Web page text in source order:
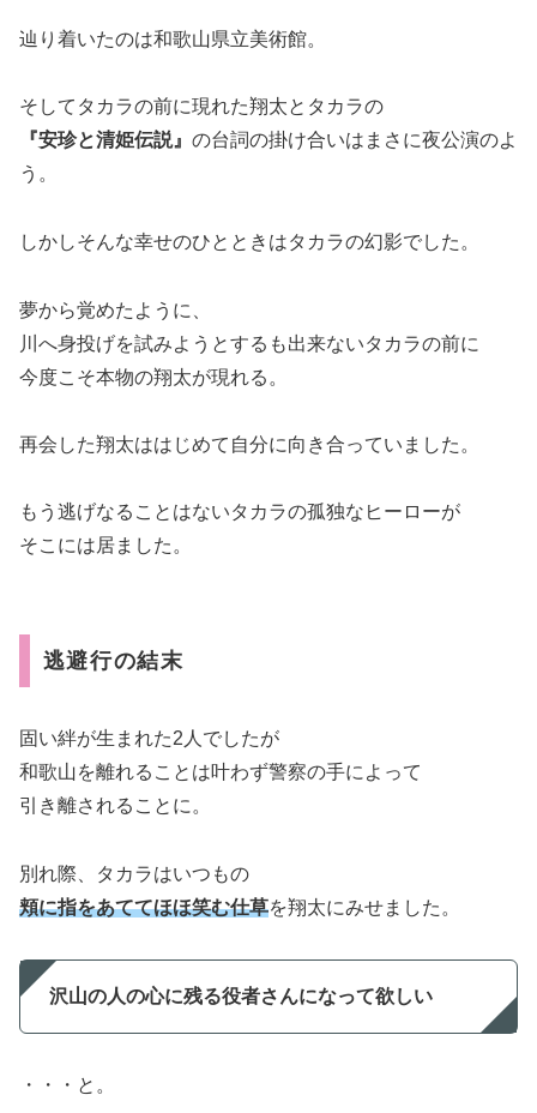
辿り着いたのは和歌山県立美術館。
そしてタカラの前に現れた翔太とタカラの
『安珍と清姫伝説』 の台詞の掛け合いはまさに夜公演のよ
う。
しかしそんな幸せのひとときはタカラの幻影でした。
夢から覚めたように、
川へ身投げを試みようとするも出来ないタカラの前に
今度こそ本物の翔太が現れる。
再会した翔太ははじめて自分に向き合っていました。
もう逃げなることはないタカラの孤独なヒーローが
そこには居ました。
逃避行の結末
固い絆が生まれた2人でしたが
和歌山を離れることは叶わず警察の手によって
引き離されることに。
別れ際、タカラはいつもの
頬に指をあててほほ笑む仕草を翔太にみせました。
沢山の人の心に残る役者さんになって欲しい
・・・と。